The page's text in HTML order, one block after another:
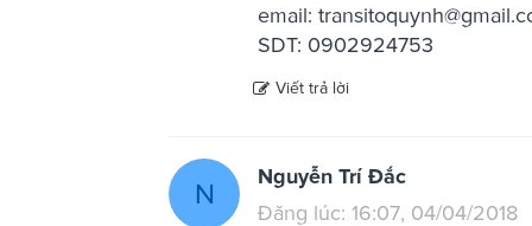
email:
SDT: 0902924753
Viết trả lời
N
Nguyễn Trí Đắc
Đăng lúc: 16:07, 04/04/2018